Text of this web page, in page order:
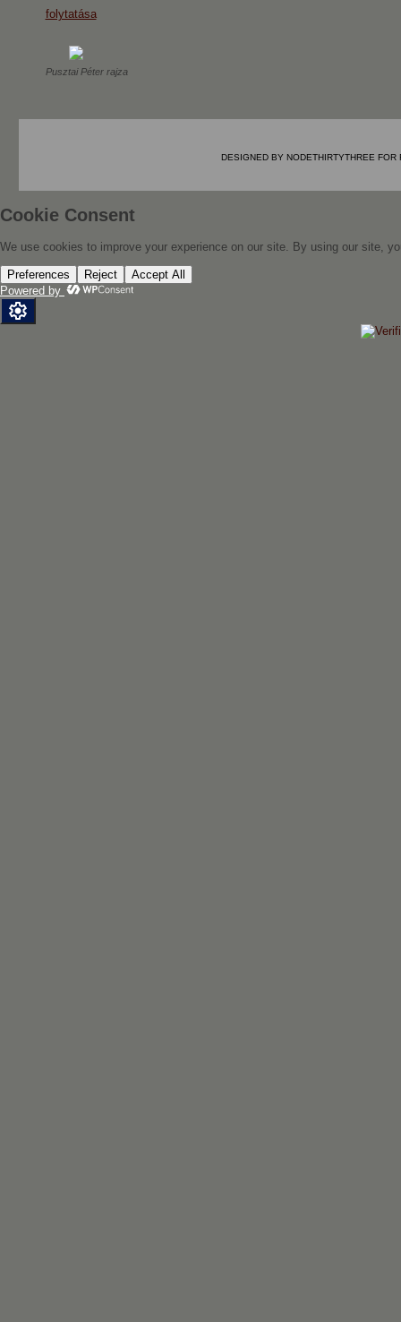
folytatása
Pusztai Péter rajza
DESIGNED BY NODETHIRTYTHREE FOR